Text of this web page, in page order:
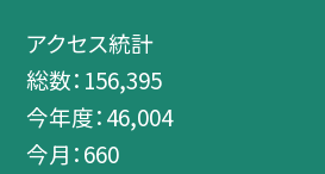
アクセス統計
総数： 156,395
今年度：46,004
今月：660